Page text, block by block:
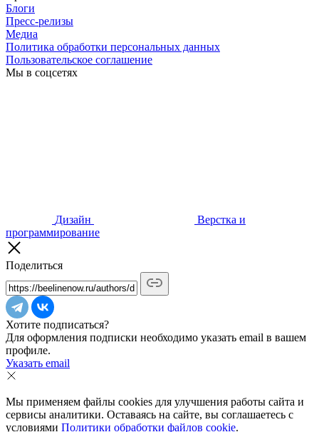
Блоги
Пресс-релизы
Медиа
Политика обработки персональных данных
Пользовательское соглашение
Мы в соцсетях
Дизайн
Верстка и
программирование
Поделиться
Хотите подписаться?
Для оформления подписки необходимо указать email в вашем
профиле.
Указать email
Мы применяем файлы cookies для улучшения работы сайта и
сервисы аналитики. Оставаясь на сайте, вы соглашаетесь с
условиями Политики обработки файлов cookie.